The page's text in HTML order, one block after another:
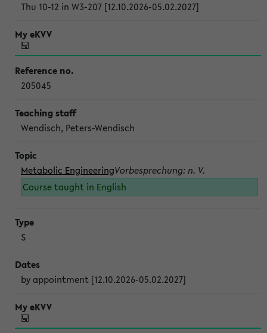
Thu 10-12 in W3-207 [12.10.2026-05.02.2027]
205045
Wendisch, Peters-Wendisch
Metabolic EngineeringVorbesprechung: n. V.
Course taught in English
S
by appointment [12.10.2026-05.02.2027]